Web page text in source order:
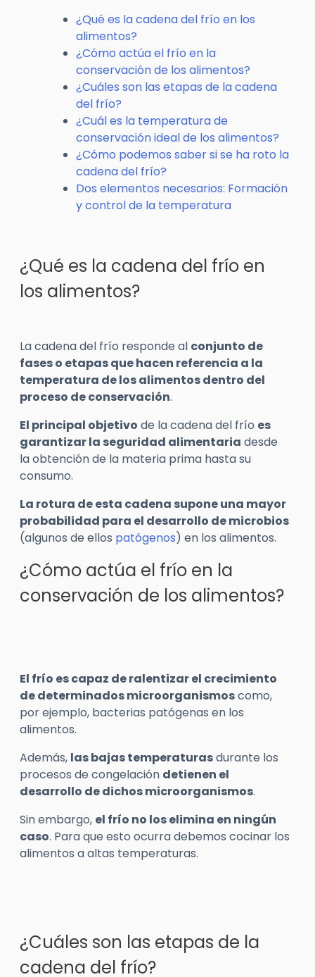
¿Qué es la cadena del frío en los
alimentos?
¿Cómo actúa el frío en la
conservación de los alimentos?
¿Cuáles son las etapas de la cadena
del frío?
¿Cuál es la temperatura de
conservación ideal de los alimentos?
¿Cómo podemos saber si se ha roto la
cadena del frío?
Dos elementos necesarios: Formación
y control de la temperatura
¿Qué es la cadena del frío en
los alimentos?
La cadena del frío responde al conjunto de
fases o etapas que hacen referencia a la
temperatura de los alimentos dentro del
proceso de conservación.
El principal objetivo de la cadena del frío es
garantizar la seguridad alimentaria desde
la obtención de la materia prima hasta su
consumo.
La rotura de esta cadena supone una mayor
probabilidad para el desarrollo de microbios
(algunos de ellos patógenos) en los alimentos.
¿Cómo actúa el frío en la
conservación de los alimentos?
El frío es capaz de ralentizar el crecimiento
de determinados microorganismoscomo,
por ejemplo, bacterias patógenas en los
alimentos.
Además, las bajas temperaturasdurante los
procesos de congelación detienen el
desarrollo de dichos microorganismos.
Sin embargo, el frío no los elimina en ningún
caso. Para que esto ocurra debemos cocinar los
alimentos a altas temperaturas.
¿Cuáles son las etapas de la
cadena del frío?